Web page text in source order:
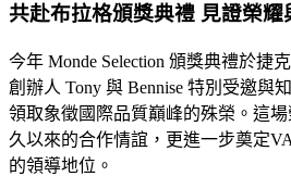
共赴布拉格頒獎典禮 見證榮耀
今年 Monde Selection 頒獎典禮於捷
創辦人 Tony 與 Bennise 特別受邀與
領取象徵國際品質巔峰的殊榮。這
久以來的合作情誼，更進一步奠定
的領導地位。